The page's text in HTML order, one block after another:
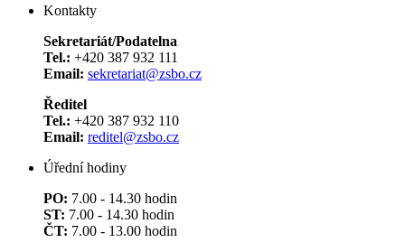
Kontakty
Sekretariát/Podatelna
Tel.: +420 387 932 111
Email: sekretariat@zsbo.cz
Ředitel
Tel.: +420 387 932 110
Email: reditel@zsbo.cz
Úřední hodiny
PO: 7.00 - 14.30 hodin
ST: 7.00 - 14.30 hodin
ČT: 7.00 - 13.00 hodin